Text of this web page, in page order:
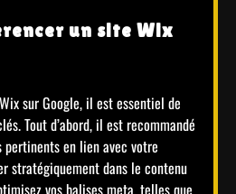
un site Wix
sur Google, il est essentiel de
Tout d’abord, il est recommandé
en lien avec votre
stratégiquement dans le contenu
vos balises meta, telles que